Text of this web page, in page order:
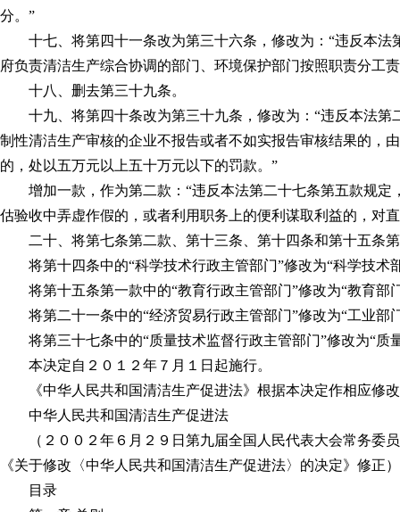
分。”
十七、将第四十一条改为第三十六条，修改为：“违反本法
府负责清洁生产综合协调的部门、环境保护部门按照职责分工
十八、删去第三十九条。
十九、将第四十条改为第三十九条，修改为：“违反本法第
制性清洁生产审核的企业不报告或者不如实报告审核结果的，
的，处以五万元以上五十万元以下的罚款。”
增加一款，作为第二款：“违反本法第二十七条第五款规定
估验收中弄虚作假的，或者利用职务上的便利谋取利益的，对
二十、将第七条第二款、第十三条、第十四条和第十五条第
将第十四条中的“科学技术行政主管部门”修改为“科学技术
将第十五条第一款中的“教育行政主管部门”修改为“教育部
将第二十一条中的“经济贸易行政主管部门”修改为“工业部
将第三十七条中的“质量技术监督行政主管部门”修改为“质
本决定自２０１２年７月１日起施行。
《中华人民共和国清洁生产促进法》根据本决定作相应修
中华人民共和国清洁生产促进法
（２００２年６月２９日第九届全国人民代表大会常务委员
《关于修改〈中华人民共和国清洁生产促进法〉的决定》修正）
目录